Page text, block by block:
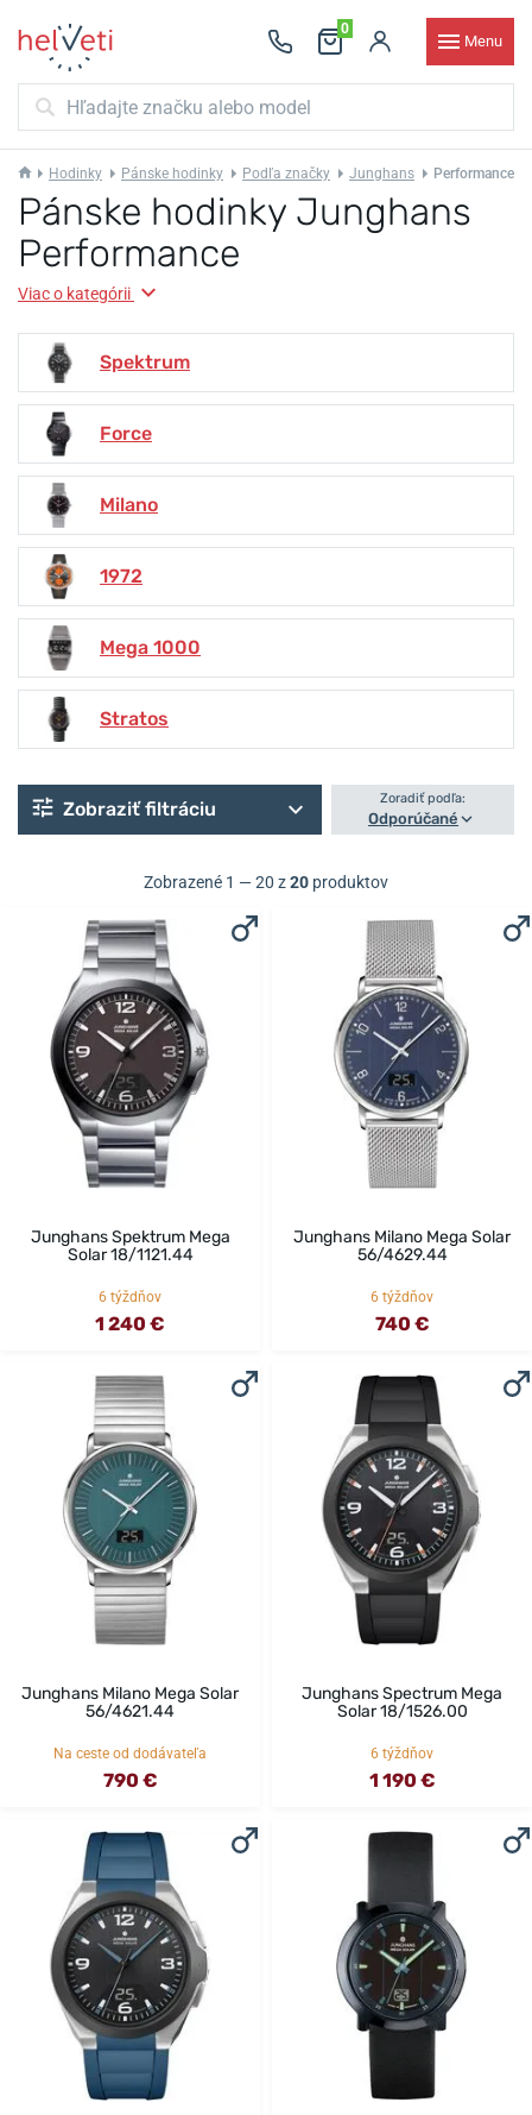
0
Menu
Hodinky Pánske hodinky Podľa značky Junghans Performance
Pánske hodinky Junghans
Performance
Viac o kategórii
Spektrum
Force
Milano
1972
Mega 1000
Stratos
Zobraziť filtráciu Zoradiť podľa:
Odporúčané
Zobrazené 1 — 20 z20 produktov
Junghans Spektrum Mega
Solar 18/1121.44
6 týždňov
1 240 €
Junghans Milano Mega Solar
56/4629.44
6 týždňov
740 €
Junghans Milano Mega Solar
56/4621.44
Na ceste od dodávateľa
790 €
Junghans Spectrum Mega
Solar 18/1526.00
6 týždňov
1 190 €